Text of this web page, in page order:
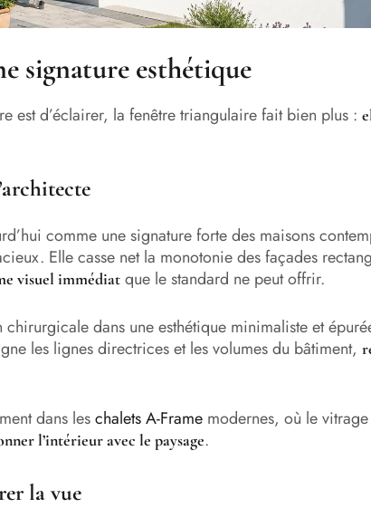
signature esthétique
est d’éclairer, la fenêtre triangulaire fait bien plus :
comme une signature forte des maisons
Elle casse net la monotonie des façades
visuel immédiat que le standard ne peut offrir.
dans une esthétique minimaliste et
les lignes directrices et les volumes du bâtiment,
dans leschalets A-Frame modernes, où le
l’intérieur avec le paysage.
la vue